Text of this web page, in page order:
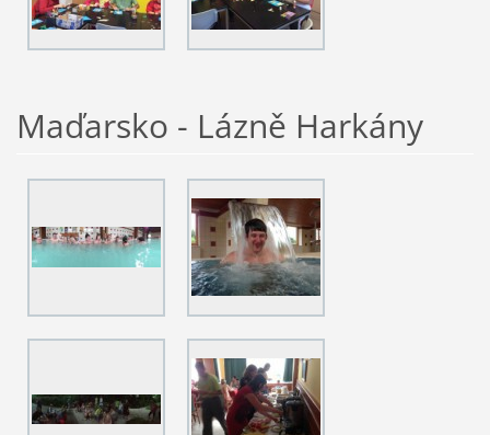
Maďarsko - Lázně Harkány